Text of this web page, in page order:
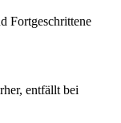
Fortgeschrittene
entfällt bei